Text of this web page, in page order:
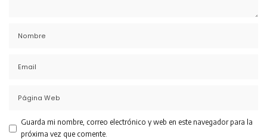
Guarda mi nombre, correo electrónico y web en este navegador para la
próxima vez que comente.